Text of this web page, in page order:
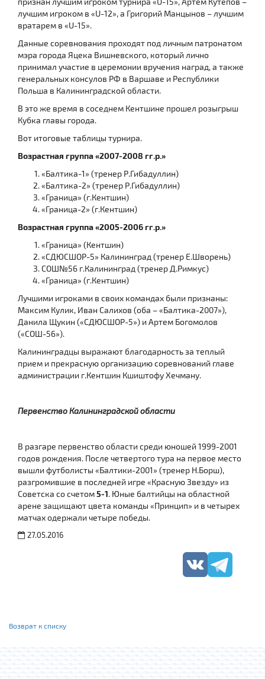
лучшим игроком в «U-12», а Григорий Манцынов – лучшим
вратарем в «U-15».
Данные соревнования проходят под личным патронатом
мэра города Яцека Вишневского, который лично
принимал участие в церемонии вручения наград, а также
генеральных консулов РФ в Варшаве и Республики
Польша в Калининградской области.
В это же время в соседнем Кентшине прошел розыгрыш
Кубка главы города.
Вот итоговые таблицы турнира.
Возрастная группа «2007-2008 гг.р.»
«Балтика-1» (тренер Р.Гибадуллин)
«Балтика-2» (тренер Р.Гибадуллин)
«Граница» (г.Кентшин)
«Граница-2» (г.Кентшин)
Возрастная группа «2005-2006 гг.р.»
«Граница» (Кентшин)
«СДЮСШОР-5» Калининград (тренер Е.Шворень)
СОШ№56 г.Калининград (тренер Д.Римкус)
«Граница» (г.Кентшин)
Лучшими игроками в своих командах были признаны:
Максим Кулик, Иван Салихов (оба – «Балтика-2007»),
Данила Щукин («СДЮСШОР-5») и Артем Богомолов
(«СОШ-56»).
Калининградцы выражают благодарность за теплый
прием и прекрасную организацию соревнований главе
администрации г.Кентшин Кшиштофу Хечману.
Первенство Калининградской области
В разгаре первенство области среди юношей 1999-2001
годов рождения. После четвертого тура на первое место
вышли футболисты «Балтики-2001» (тренер Н.Борш),
разгромившие в последней игре «Красную Звезду» из
Советска со счетом5-1. Юные балтийцы на областной
арене защищают цвета команды «Принцип» и в четырех
матчах одержали четыре победы.
27.05.2016
Возврат к списку